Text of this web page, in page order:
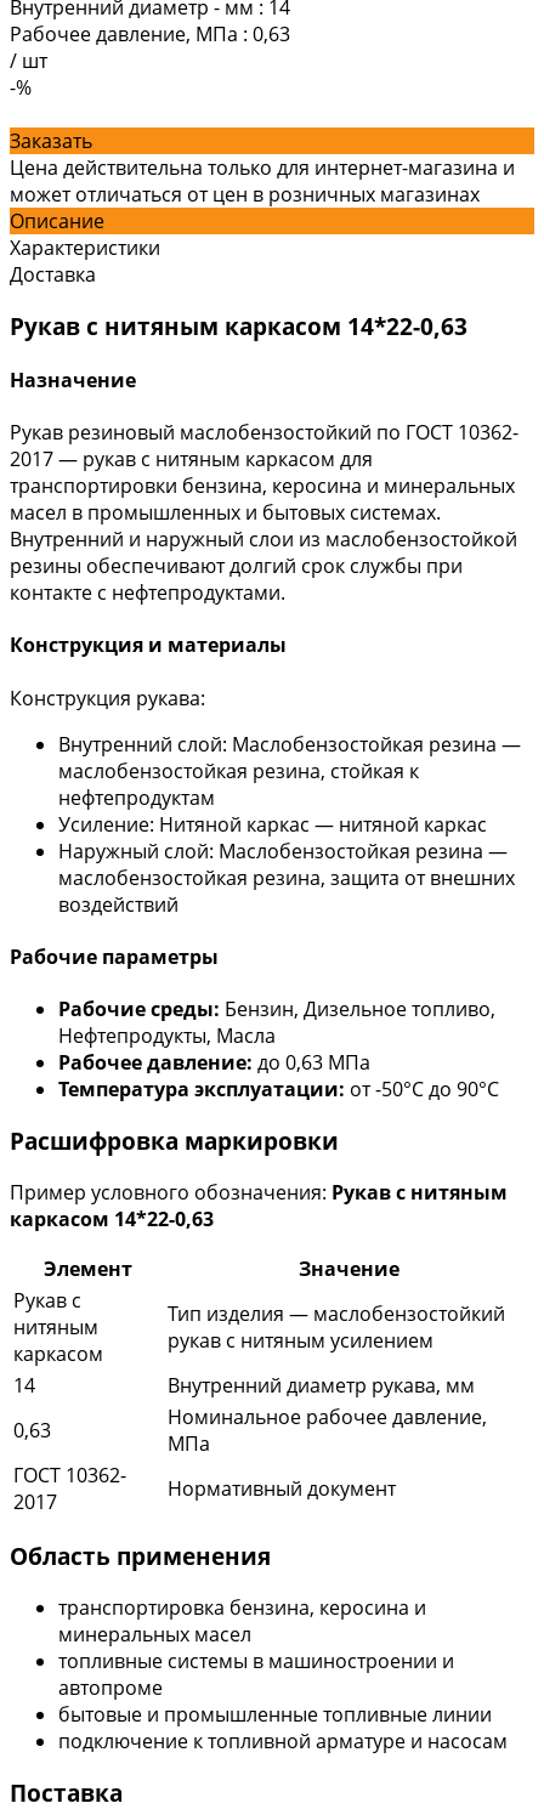
Внутренний диаметр - мм : 14
Рабочее давление, МПа : 0,63
/ шт
-%
Заказать
Цена действительна только для интернет-магазина и
может отличаться от цен в розничных магазинах
Описание
Характеристики
Доставка
Рукав с нитяным каркасом 14*22-0,63
Назначение
Рукав резиновый маслобензостойкий по ГОСТ 10362-
2017 — рукав с нитяным каркасом для
транспортировки бензина, керосина и минеральных
масел в промышленных и бытовых системах.
Внутренний и наружный слои из маслобензостойкой
резины обеспечивают долгий срок службы при
контакте с нефтепродуктами.
Конструкция и материалы
Конструкция рукава:
Внутренний слой: Маслобензостойкая резина —
маслобензостойкая резина, стойкая к
нефтепродуктам
Усиление: Нитяной каркас — нитяной каркас
Наружный слой: Маслобензостойкая резина —
маслобензостойкая резина, защита от внешних
воздействий
Рабочие параметры
Рабочие среды: Бензин, Дизельное топливо,
Нефтепродукты, Масла
Рабочее давление: до 0,63 МПа
Температура эксплуатации: от -50°С до 90°С
Расшифровка маркировки
Пример условного обозначения: Рукав с нитяным
каркасом 14*22-0,63
Элемент
Значение
Рукав с
нитяным
каркасом
Тип изделия — маслобензостойкий
рукав с нитяным усилением
14
Внутренний диаметр рукава, мм
0,63
Номинальное рабочее давление,
МПа
ГОСТ 10362-
2017
Нормативный документ
Область применения
транспортировка бензина, керосина и
минеральных масел
топливные системы в машиностроении и
автопроме
бытовые и промышленные топливные линии
подключение к топливной арматуре и насосам
Поставка